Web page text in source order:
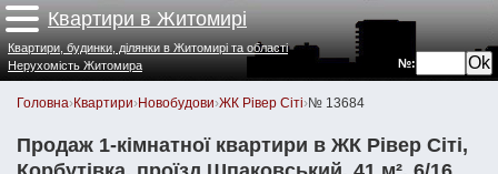
Квартири в Житомирі
№:
Квартири, будинки, ділянки в Житомирі та області
Нерухомість Житомира
Головна›Квартири›Новобудови›ЖК Рівер Сіті›№ 13684
Продаж 1-кімнатної квартири в ЖК Рівер Сіті,